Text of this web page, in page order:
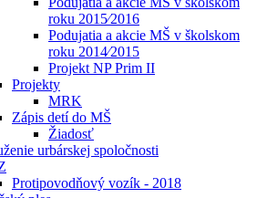
roku 2015⁄2016
Podujatia a akcie MŠ v školskom
roku 2014⁄2015
Projekt NP Prim II
Projekty
MRK
Zápis detí do MŠ
Žiadosť
urbárskej spoločnosti
Protipovodňový vozík - 2018